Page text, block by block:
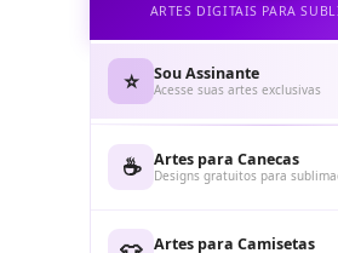
ARTES DIGITAIS PARA
⭐ Sou Assinante
Acesse suas artes exclusivas
☕ Artes para Canecas
Designs gratuitos para
Artes para Camisetas